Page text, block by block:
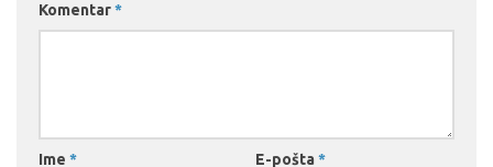
Komentar*
Ime * E-pošta *